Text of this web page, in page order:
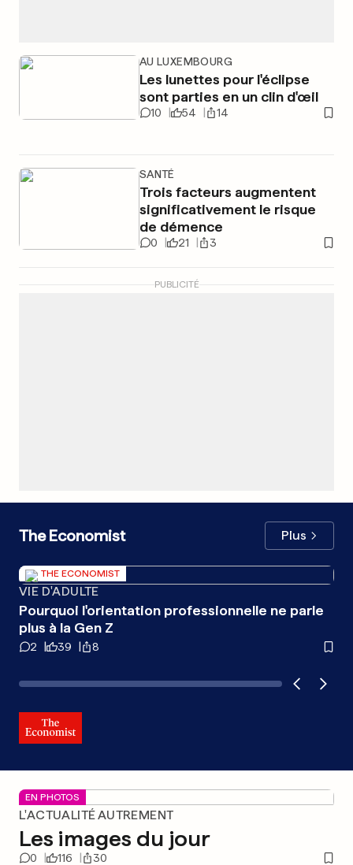
AU LUXEMBOURG
Les lunettes pour l'éclipse
sont parties en un clin d'œil
10 54 14
SANTÉ
Trois facteurs augmentent
significativement le risque
de démence
0 21 3
PUBLICITÉ
The Economist Plus
THE ECONOMIST
VIE D'ADULTE
Pourquoi l'orientation professionnelle ne parle
plus à la Gen Z
2 39 8
EN PHOTOS
L'ACTUALITÉ AUTREMENT
Les images du jour
0 116 30